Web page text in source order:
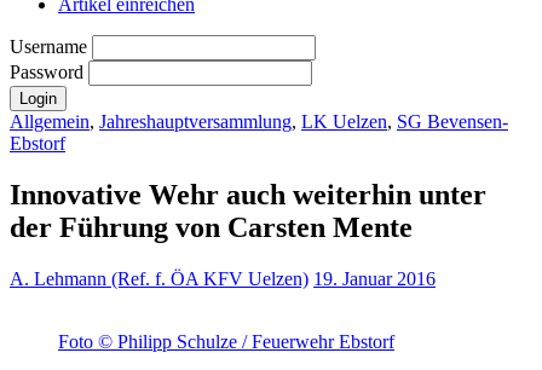
Artikel einreichen
Username
Password
Allgemein, Jahreshauptversammlung, LK Uelzen, SG Bevensen-
Ebstorf
Innovative Wehr auch weiterhin unter
der Führung von Carsten Mente
A. Lehmann (Ref. f. ÖA KFV Uelzen) 19. Januar 2016
Foto © Philipp Schulze / Feuerwehr Ebstorf